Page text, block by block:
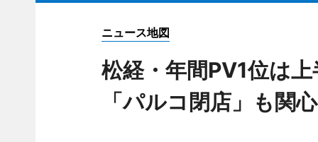
ニュース地図
松経・年間PV1位は
「パルコ閉店」も関